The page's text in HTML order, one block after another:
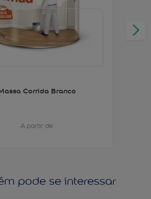
Corrida Branco
A partir de
pode se interessar